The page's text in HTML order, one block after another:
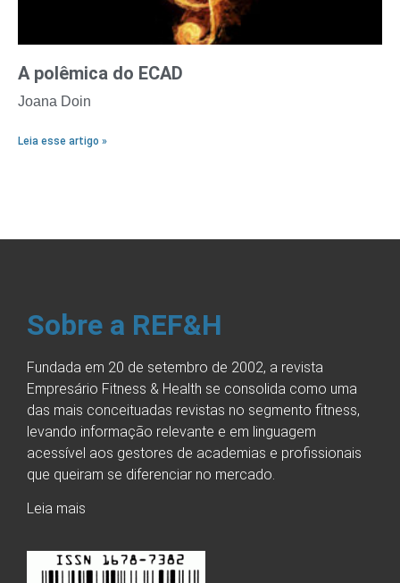
A polêmica do ECAD
Joana Doin
Leia esse artigo »
Sobre a REF&H
Fundada em 20 de setembro de 2002, a revista
Empresário Fitness & Health se consolida como uma
das mais conceituadas revistas no segmento fitness,
levando informação relevante e em linguagem
acessível aos gestores de academias e profissionais
que queiram se diferenciar no mercado.
Leia mais